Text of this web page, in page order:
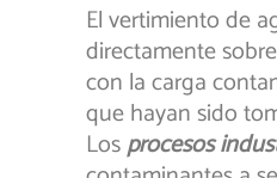
El vertimiento de
directamente
con la carga
que hayan sido
Losprocesos